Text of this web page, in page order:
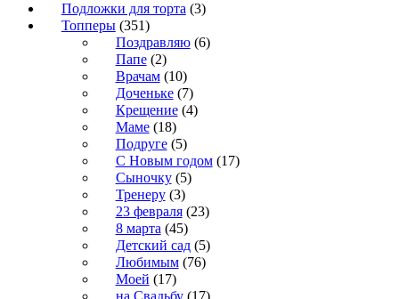
Подложки для торта (3)
Топперы (351)
Поздравляю (6)
Папе (2)
Врачам (10)
Доченьке (7)
Крещение (4)
Маме (18)
Подруге (5)
С Новым годом (17)
Сыночку (5)
Тренеру (3)
23 февраля (23)
8 марта (45)
Детский сад (5)
Любимым (76)
Моей (17)
на Свадьбу (17)